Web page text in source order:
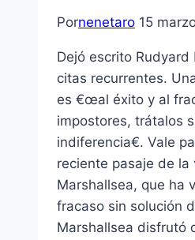
Pornenetaro 15
Dejó escrito
citas recurrentes.
es €œal éxito y al
impostores, trátalos
indiferencia€. Vale
reciente pasaje de la
Marshallsea, que ha
fracaso sin solución
Marshallsea disfrutó